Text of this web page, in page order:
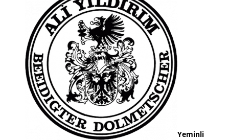
Yeminli